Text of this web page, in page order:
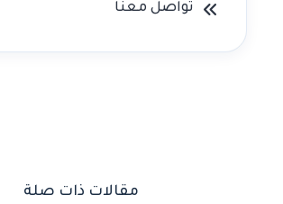
تواصل معنا
مقالات ذات صلة